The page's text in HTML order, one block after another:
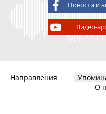
Новости и
Видео-
Направления
О